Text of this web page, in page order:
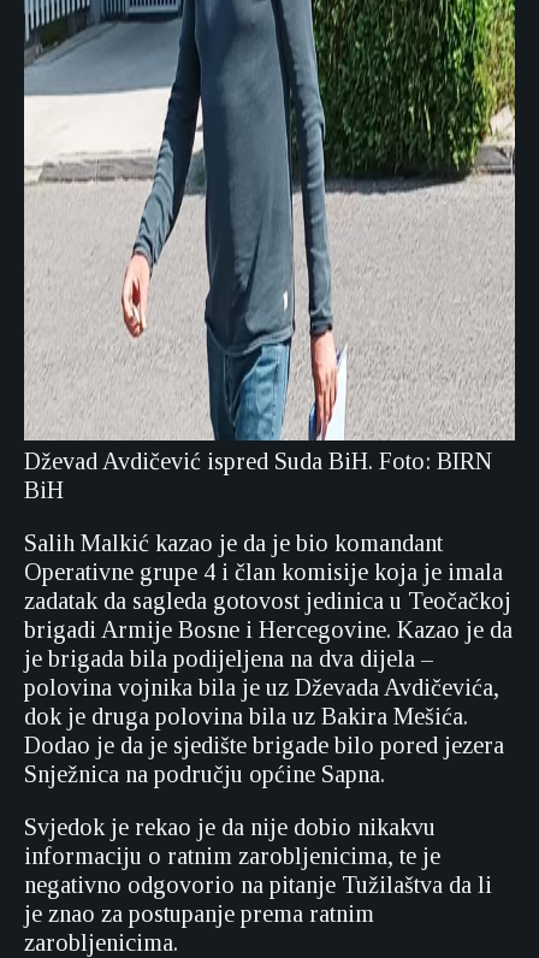
Dževad Avdičević ispred Suda BiH. Foto: BIRN
BiH
Salih Malkić kazao je da je bio komandant
Operativne grupe 4 i član komisije koja je imala
zadatak da sagleda gotovost jedinica u Teočačkoj
brigadi Armije Bosne i Hercegovine. Kazao je da
je brigada bila podijeljena na dva dijela –
polovina vojnika bila je uz Dževada Avdičevića,
dok je druga polovina bila uz Bakira Mešića.
Dodao je da je sjedište brigade bilo pored jezera
Snježnica na području općine Sapna.
Svjedok je rekao je da nije dobio nikakvu
informaciju o ratnim zarobljenicima, te je
negativno odgovorio na pitanje Tužilaštva da li
je znao za postupanje prema ratnim
zarobljenicima.